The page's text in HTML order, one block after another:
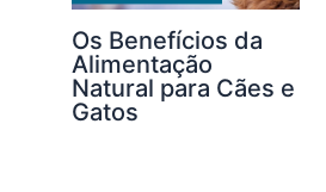
Os Benefícios da
Alimentação
Natural para Cães e
Gatos